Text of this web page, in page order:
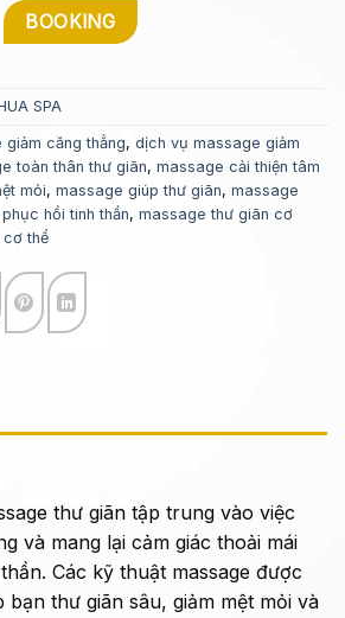
SPA
căng thẳng, dịch vụ massage giảm
toàn thân thư giãn, massage cải thiện tâm
mỏi, massage giúp thư giãn, massage
hồi tinh thần, massage thư giãn cơ
cơ thể
thư giãn tập trung vào việc
và mang lại cảm giác thoải mái
Các kỹ thuật massage được
bạn thư giãn sâu, giảm mệt mỏi và